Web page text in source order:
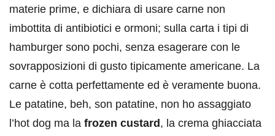
materie prime, e dichiara di usare carne non
imbottita di antibiotici e ormoni; sulla carta i tipi di
hamburger sono pochi, senza esagerare con le
sovrapposizioni di gusto tipicamente americane. La
carne è cotta perfettamente ed è veramente buona.
Le patatine, beh, son patatine, non ho assaggiato
l’hot dog ma la frozen custard , la crema ghiacciata